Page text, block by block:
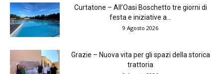
Curtatone – All’Oasi Boschetto tre giorni di
festa e iniziative a...
9 Agosto 2026
Grazie – Nuova vita per gli spazi della storica
trattoria